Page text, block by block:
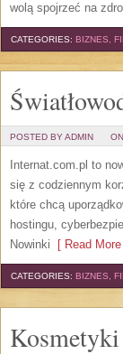
wolą spojrzeć na
CATEGORIES: BIZNES,
POSTED BY ADMIN
Internat.com.pl to
się z codziennym
które chcą
hostingu,
Nowinki [ Read More
CATEGORIES: BIZNES,